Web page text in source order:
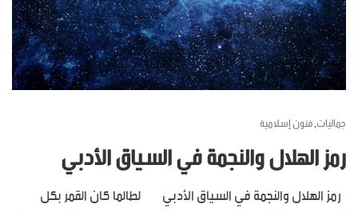
جماليات,فنون إسلامية
رمز الهلال والنجمة في السياق الأدبي
رمز الهلال والنجمة في السياق الأدبي لطالما كان القمر بكل